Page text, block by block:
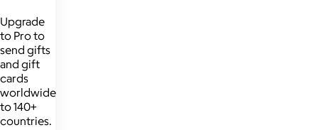
Upgrade
to Pro to
send gifts
and gift
cards
worldwide
to 140+
countries.